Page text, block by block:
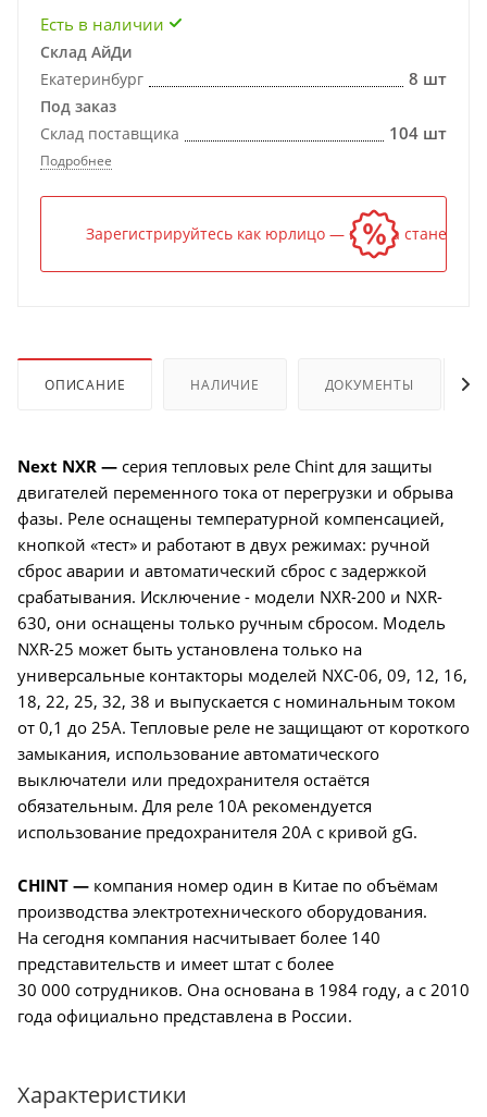
Есть в наличии
Склад АйДи
Екатеринбург
8 шт
Под заказ
Склад поставщика
104 шт
Подробнее
Зарегистрируйтесь как юрлицо — и цена станет
ОПИСАНИЕ НАЛИЧИЕ ДОКУМЕНТЫ
Next NXR — серия тепловых реле Chint для защиты
двигателей переменного тока от перегрузки и обрыва
фазы. Реле оснащены температурной компенсацией,
кнопкой «тест» и работают в двух режимах: ручной
сброс аварии и автоматический сброс с задержкой
срабатывания. Исключение - модели NXR-200 и NXR-
630, они оснащены только ручным сбросом. Модель
NXR-25 может быть установлена только на
универсальные контакторы моделей NXC-06, 09, 12, 16,
18, 22, 25, 32, 38 и выпускается с номинальным током
от 0,1 до 25А. Тепловые реле не защищают от короткого
замыкания, использование автоматического
выключатели или предохранителя остаётся
обязательным. Для реле 10А рекомендуется
использование предохранителя 20А с кривой gG.
CHINT — компания номер один в Китае по объёмам
производства электротехнического оборудования.
На сегодня компания насчитывает более 140
представительств и имеет штат с более
30 000 сотрудников. Она основана в 1984 году, а с 2010
года официально представлена в России.
Характеристики